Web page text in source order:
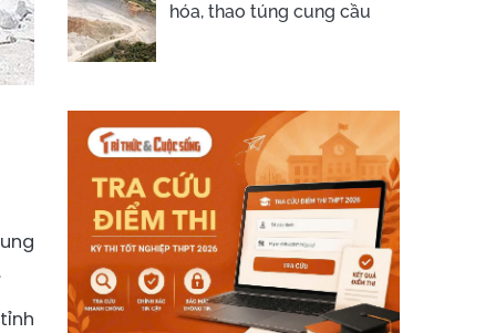
hóa, thao túng cung cầu